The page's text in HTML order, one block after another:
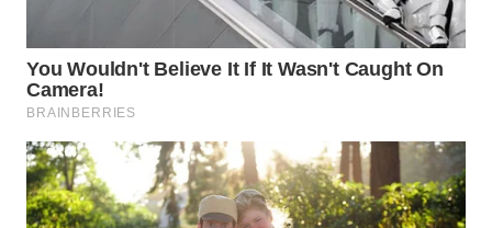
TANGERANG
WN
WN
CIREBON